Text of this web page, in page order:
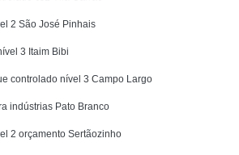
2 São José Pinhais
3 Itaim Bibi
controlado nível 3 Campo Largo
indústrias Pato Branco
2 orçamento Sertãozinho